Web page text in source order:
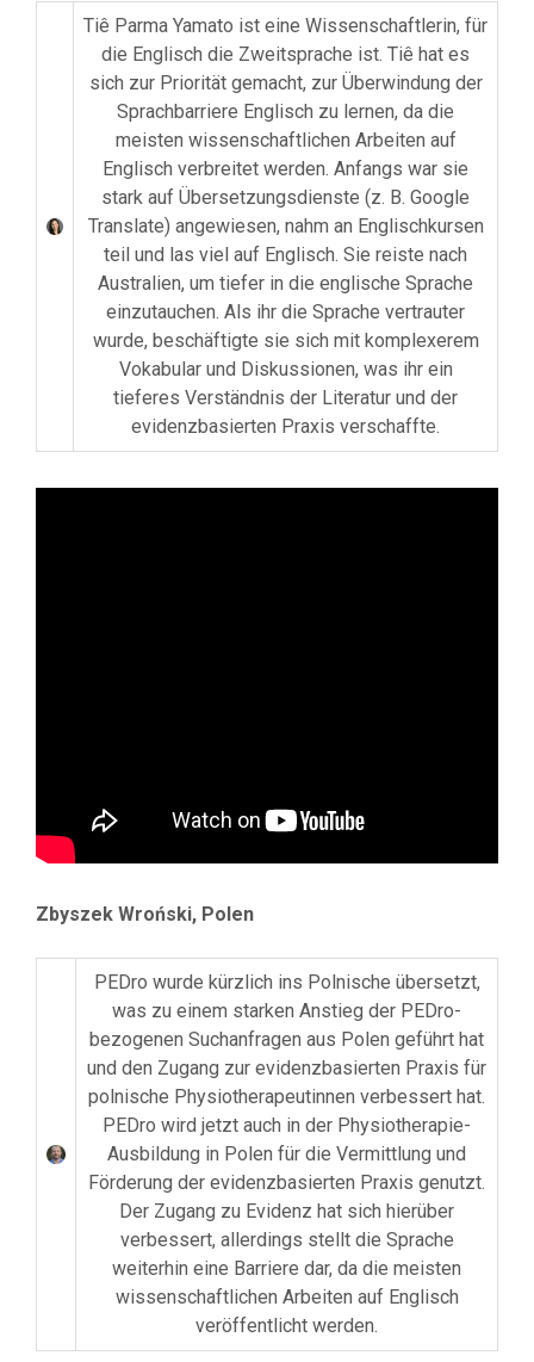
Tiê Parma Yamato ist eine Wissenschaftlerin, für
die Englisch die Zweitsprache ist. Tiê hat es
sich zur Priorität gemacht, zur Überwindung der
Sprachbarriere Englisch zu lernen, da die
meisten wissenschaftlichen Arbeiten auf
Englisch verbreitet werden. Anfangs war sie
stark auf Übersetzungsdienste (z. B. Google
Translate) angewiesen, nahm an Englischkursen
teil und las viel auf Englisch. Sie reiste nach
Australien, um tiefer in die englische Sprache
einzutauchen. Als ihr die Sprache vertrauter
wurde, beschäftigte sie sich mit komplexerem
Vokabular und Diskussionen, was ihr ein
tieferes Verständnis der Literatur und der
evidenzbasierten Praxis verschaffte.
Zbyszek Wroński, Polen
PEDro wurde kürzlich ins Polnische übersetzt,
was zu einem starken Anstieg der PEDro-
bezogenen Suchanfragen aus Polen geführt hat
und den Zugang zur evidenzbasierten Praxis für
polnische Physiotherapeutinnen verbessert hat.
PEDro wird jetzt auch in der Physiotherapie-
Ausbildung in Polen für die Vermittlung und
Förderung der evidenzbasierten Praxis genutzt.
Der Zugang zu Evidenz hat sich hierüber
verbessert, allerdings stellt die Sprache
weiterhin eine Barriere dar, da die meisten
wissenschaftlichen Arbeiten auf Englisch
veröffentlicht werden.